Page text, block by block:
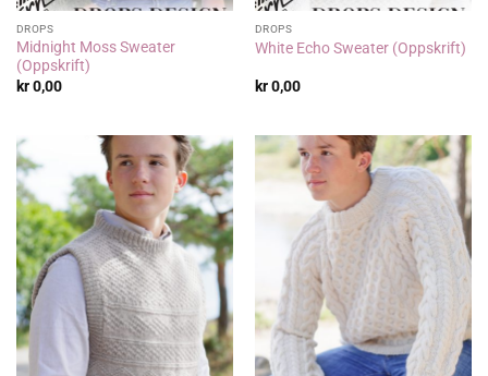
DROPS
Midnight Moss Sweater
(Oppskrift)
kr0,00
DROPS
White Echo Sweater (Oppskrift)
kr0,00